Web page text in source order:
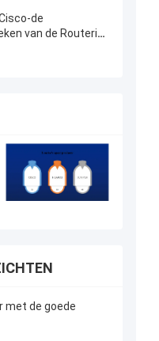
de
van de Routerisr
met de goede